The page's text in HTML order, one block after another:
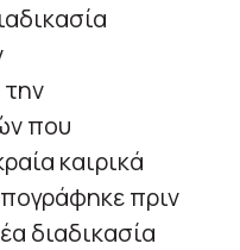
που
καιρικά
πριν
διαδικασία